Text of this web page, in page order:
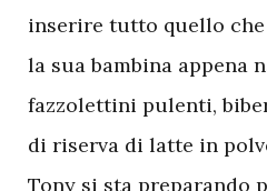
inserire tutto quello
la sua bambina appena
fazzolettini pulenti,
di riserva di latte in
Tony si sta preparando